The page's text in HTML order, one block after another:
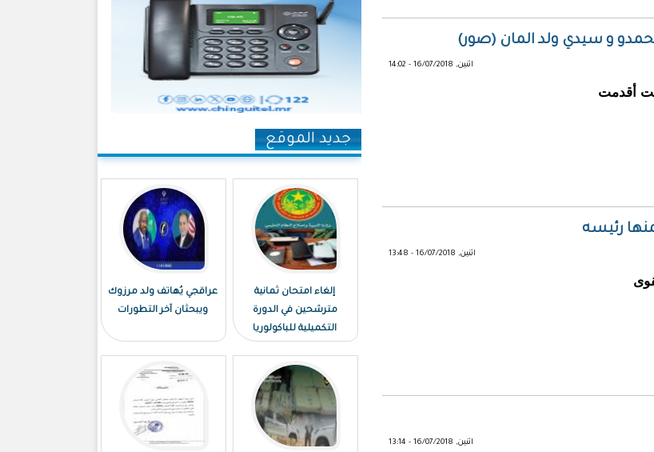
و سيدي ولد المان (صور)
اثنين, 16/07/2018 - 14:02
أقدمت
رئيسه
اثنين, 16/07/2018 - 13:48
اثنين, 16/07/2018 - 13:14
جديد الموقع
إلغاء امتحان ثمانية
مترشحين في الدورة
التكميلية للباكولوريا
عراقجي يُهاتف ولد مرزوك
ويبحثان آخر التطورات